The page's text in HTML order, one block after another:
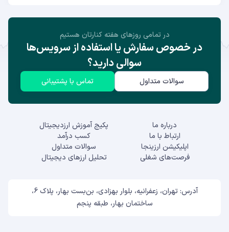
در تمامی روز‌های هفته کنارتان هستیم
در خصوص سفارش یا استفاده از سرویس‌ها
سوالی دارید؟
سوالات متداول تماس با پشتیبانی
درباره ما
ارتباط با ما
اپلیکیشن ارزینجا
فرصت‌های شغلی
پکیج آموزش ارزدیجیتال
کسب درآمد
سوالات متداول
تحلیل ارزهای دیجیتال
آدرس: تهران، زعفرانیه، بلوار بهزادی، بن‌بست بهار، پلاک 6،
ساختمان بهار، طبقه پنجم